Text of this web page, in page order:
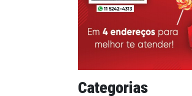
Categorias